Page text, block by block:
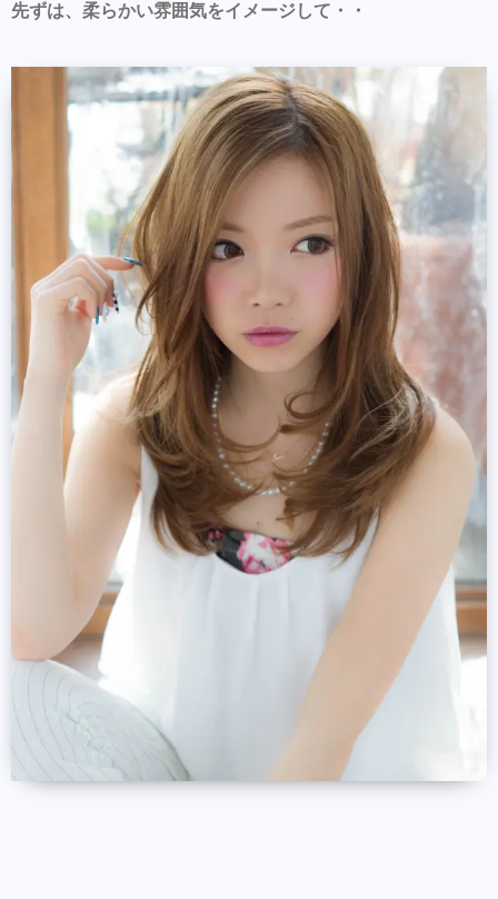
先ずは、柔らかい雰囲気をイメージして・・